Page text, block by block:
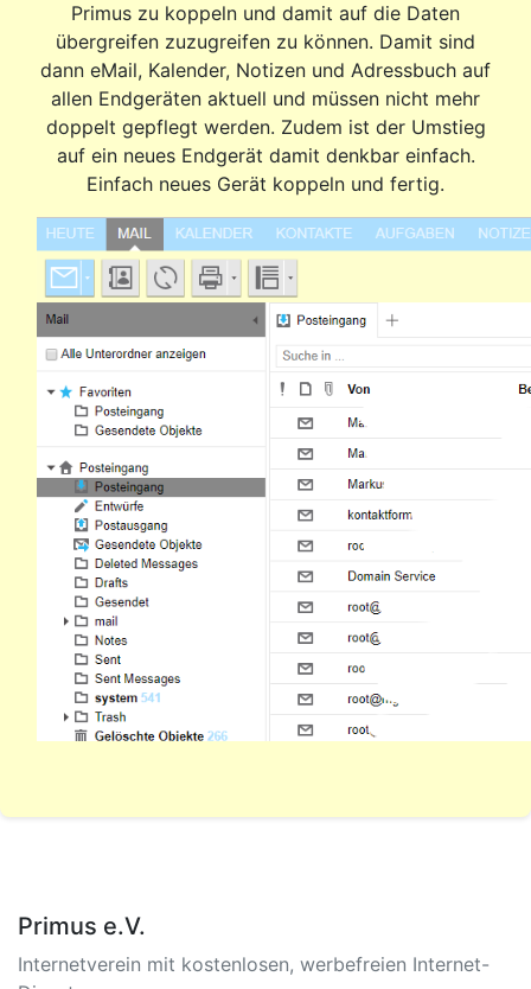
Primus zu koppeln und damit auf die Daten
übergreifen zuzugreifen zu können. Damit sind
dann eMail, Kalender, Notizen und Adressbuch auf
allen Endgeräten aktuell und müssen nicht mehr
doppelt gepflegt werden. Zudem ist der Umstieg
auf ein neues Endgerät damit denkbar einfach.
Einfach neues Gerät koppeln und fertig.
Primus e.V.
Internetverein mit kostenlosen, werbefreien Internet-